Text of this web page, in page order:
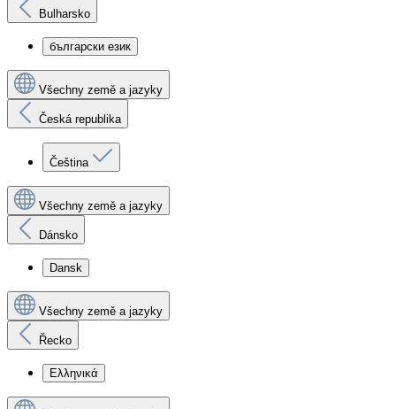
Bulharsko
български език
Všechny země a jazyky
Česká republika
Čeština
Všechny země a jazyky
Dánsko
Dansk
Všechny země a jazyky
Řecko
Ελληνικά